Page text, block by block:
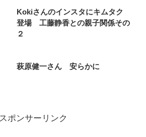
Kokiさんのインスタにキムタク
登場 工藤静香との親子関係その
２
萩原健一さん 安らかに
スポンサーリンク